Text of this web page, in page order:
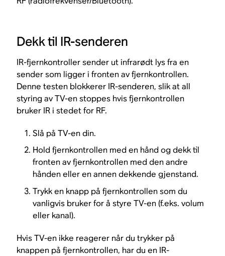
Dekk til IR-senderen
IR-fjernkontroller sender ut infrarødt lys fra en
sender som ligger i fronten av fjernkontrollen.
Denne testen blokkerer IR-senderen, slik at all
styring av TV-en stoppes hvis fjernkontrollen
bruker IR i stedet for RF.
Slå på TV-en din.
Hold fjernkontrollen med en hånd og dekk til
fronten av fjernkontrollen med den andre
hånden eller en annen dekkende gjenstand.
Trykk en knapp på fjernkontrollen som du
vanligvis bruker for å styre TV-en (f.eks. volum
eller kanal).
Hvis TV-en ikke reagerer når du trykker på
knappen på fjernkontrollen, har du en IR-